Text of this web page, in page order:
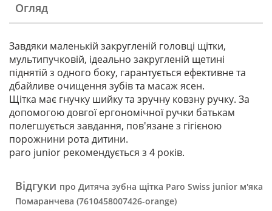
Огляд
Завдяки маленькій закругленій головці щітки,
мультипучковій, ідеально закругленій щетині
піднятій з одного боку, гарантується ефективне та
дбайливе очищення зубів та масаж ясен.
Щітка має гнучку шийку та зручну ковзну ручку. За
допомогою довгої ергономічної ручки батькам
полегшується завдання, пов'язане з гігієною
порожнини рота дитини.
paro junior рекомендується з 4 років.
Відгуки про Дитяча зубна щітка Paro Swiss junior м'яка
Помаранчева (7610458007426-orange)